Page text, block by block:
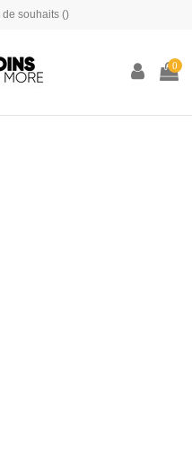
de souhaits ()
0